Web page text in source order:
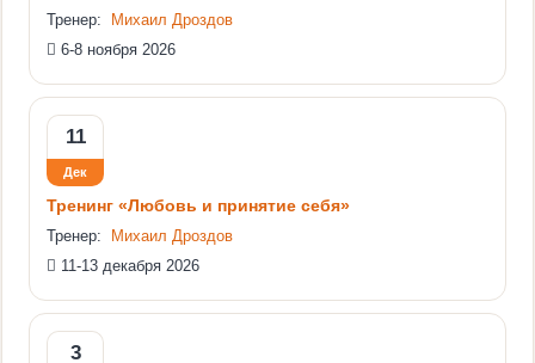
Тренер:
Михаил Дроздов
6-8 ноября 2026
11
Дек
Тренинг «Любовь и принятие себя»
Тренер:
Михаил Дроздов
11-13 декабря 2026
3